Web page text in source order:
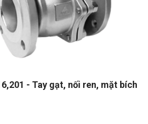
- Tay gạt, nối ren, mặt bích